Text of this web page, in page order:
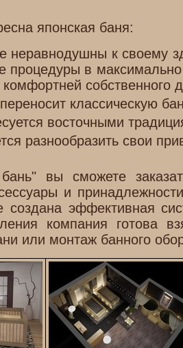
японская баня:
неравнодушны к своему
процедуры в
собственного
классическую
восточными
разнообразить свои
вы сможете
и
создана эффективная
компания готова
или монтаж банного